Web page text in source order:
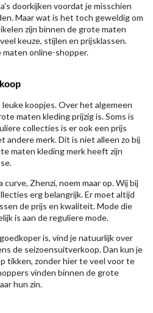
doorkijken voordat je misschien
Maar wat is het toch geweldig om
zijn binnen de grote maten
keuze, stijlen en prijsklassen.
online-shopper.
koopjes. Over het algemeen
maten kleding prijzig is. Soms is
collecties is er ook een prijs
andere merk. Dit is niet alleen zo bij
maten kleding merk heeft zijn
curve, Zhenzi, noem maar op. Wij bij
erg belangrijk. Er moet altijd
de prijs en kwaliteit. Mode die
is aan de reguliere mode.
is, vind je natuurlijk over
de seizoensuitverkoop. Dan kun je
tikken, zonder hier te veel voor te
vinden binnen de grote
hun zin.